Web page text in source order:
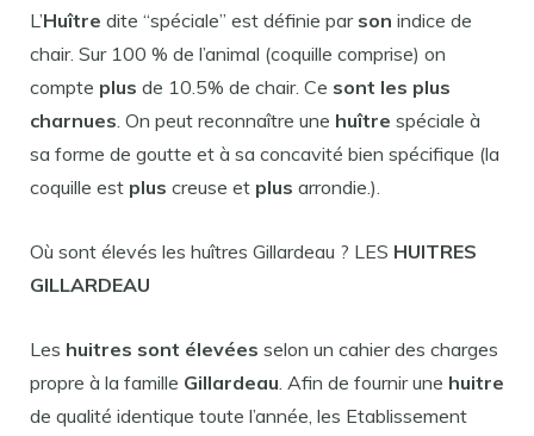
L’Huître dite “spéciale” est définie par son indice de
chair. Sur 100 % de l’animal (coquille comprise) on
compte plus de 10.5% de chair. Ce sont les plus
charnues. On peut reconnaître une huître spéciale à
sa forme de goutte et à sa concavité bien spécifique (la
coquille est plus creuse et plus arrondie.).
Où sont élevés les huîtres Gillardeau ? LES HUITRES
GILLARDEAU
Les huitres sont élevées selon un cahier des charges
propre à la famille Gillardeau. Afin de fournir une huitre
de qualité identique toute l’année, les Etablissement